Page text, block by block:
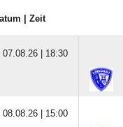
| Zeit
07.08.26 | 18:30
| 15:00